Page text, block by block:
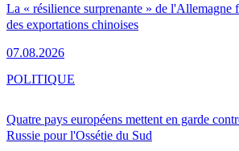
La « résilience surprenante » de l'Allemagne
des exportations chinoises
07.08.2026
Quatre pays européens mettent en garde
Russie pour l'Ossétie du Sud
POLITIQUE